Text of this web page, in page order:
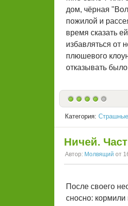
дом, чёрная
пожилой и
время сказать
избавляться от
плюшевого
отказывать
Категория:
Ничей.
Автор: Молвящий от
После своего
сносно: